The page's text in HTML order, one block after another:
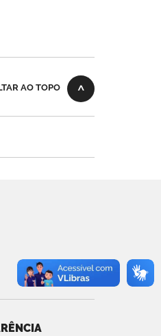
AO TOPO